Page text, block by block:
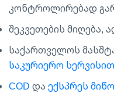
კონტროლირებად
შეკვეთების მიღება,
საქართველოს
საკურიერო სერვისით
COD და ექსპრეს